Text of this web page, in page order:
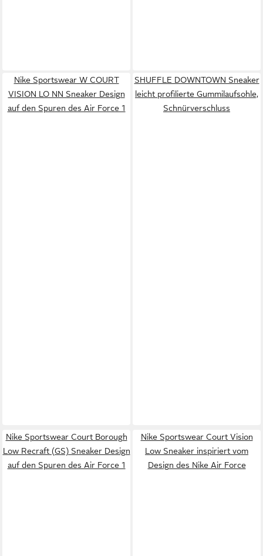
Nike Sportswear W COURT
VISION LO NN Sneaker Design
auf den Spuren des Air Force 1
SHUFFLE DOWNTOWN Sneaker
leicht profilierte Gummilaufsohle,
Schnürverschluss
Nike Sportswear Court Borough
Low Recraft (GS) Sneaker Design
auf den Spuren des Air Force 1
Nike Sportswear Court Vision
Low Sneaker inspiriert vom
Design des Nike Air Force